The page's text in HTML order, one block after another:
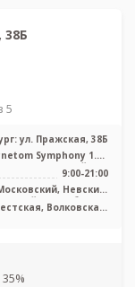
5
ул. Пражская, 38Б
Symphony 1.5T
закрытый тип
9:00-21:00
Невский,
Лен. область
Волковская,